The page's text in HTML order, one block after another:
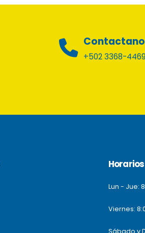
+502 3368-4469
Horarios
Lun - Jue:
Viernes:
Sábado y